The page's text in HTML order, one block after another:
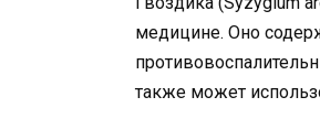
медицине. Оно
также может